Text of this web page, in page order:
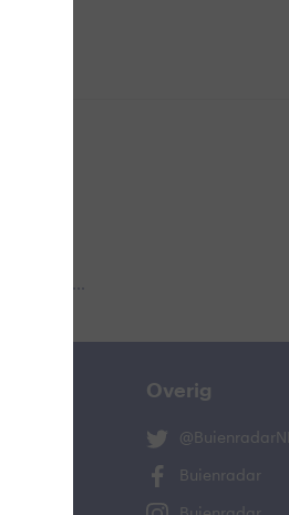
aub...
Overig
@BuienradarNL
Buienradar